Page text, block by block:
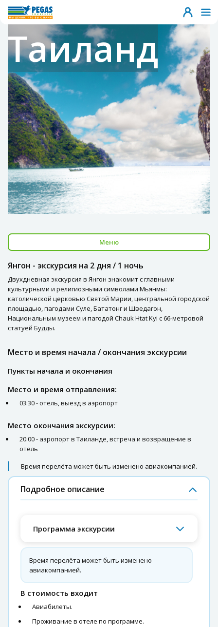
Таиланд
Меню
Янгон - экскурсия на 2 дня / 1 ночь
Двухдневная экскурсия в Янгон знакомит с главными
культурными и религиозными символами Мьянмы:
католической церковью Святой Марии, центральной городской
площадью, пагодами Суле, Бататонг и Шведагон,
Национальным музеем и пагодой Chauk Htat Kyi с 66-метровой
статуей Будды.
Место и время начала / окончания экскурсии
Пункты начала и окончания
Место и время отправления:
03:30 - отель, выезд в аэропорт
Место окончания экскурсии:
20:00 - аэропорт в Таиланде, встреча и возвращение в
отель
Время перелёта может быть изменено авиакомпанией.
Подробное описание
Программа экскурсии
Время перелёта может быть изменено
авиакомпанией.
В стоимость входит
Авиабилеты.
Проживание в отеле по программе.